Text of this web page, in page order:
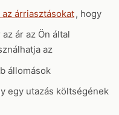
árriasztásokat, hogy
ár az Ön által
az
állomások
egy utazás költségének